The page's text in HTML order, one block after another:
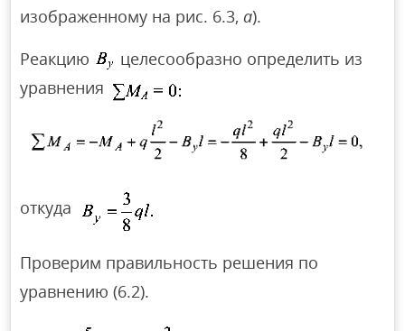
изображенному на рис. 6.3, а).
Реакцию
целесообразно определить из
уравнения
откуда
Проверим правильность решения по
уравнению (6.2).